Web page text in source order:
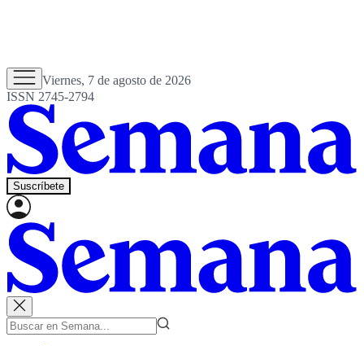
Viernes, 7 de agosto de 2026
ISSN 2745-2794
Suscríbete